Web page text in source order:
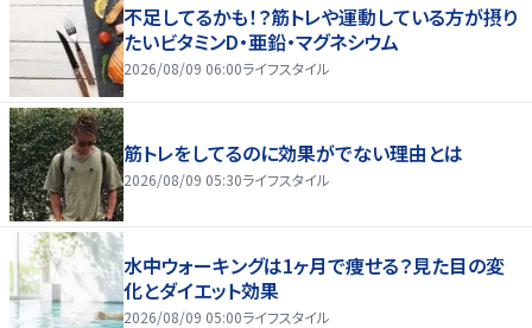
不足してるかも！？筋トレや運動している方が摂り
たいビタミンD・亜鉛・マグネシウム
2026/08/09 06:00ライフスタイル
筋トレをしてるのに効果がでない理由とは
2026/08/09 05:30ライフスタイル
水中ウォーキングは1ヶ月で痩せる？見た目の変
化とダイエット効果
2026/08/09 05:00ライフスタイル